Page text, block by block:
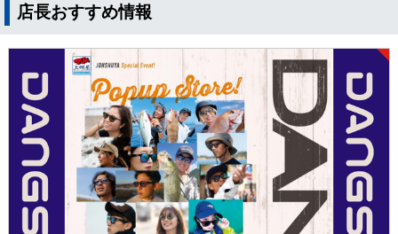
店長おすすめ情報